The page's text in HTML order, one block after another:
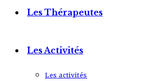
Les Thérapeutes
Les Activités
Les activités